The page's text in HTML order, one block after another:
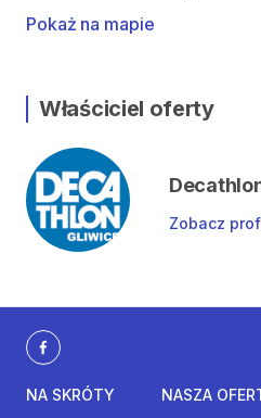
Pokaż na mapie
Właściciel oferty
Zobacz
NA SKRÓTY
NASZA